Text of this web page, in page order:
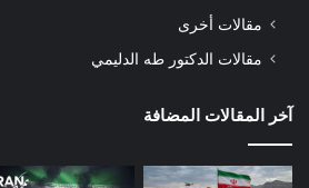
مقالات أخرى
مقالات الدكتور طه الدليمي
آخر المقالات المضافة